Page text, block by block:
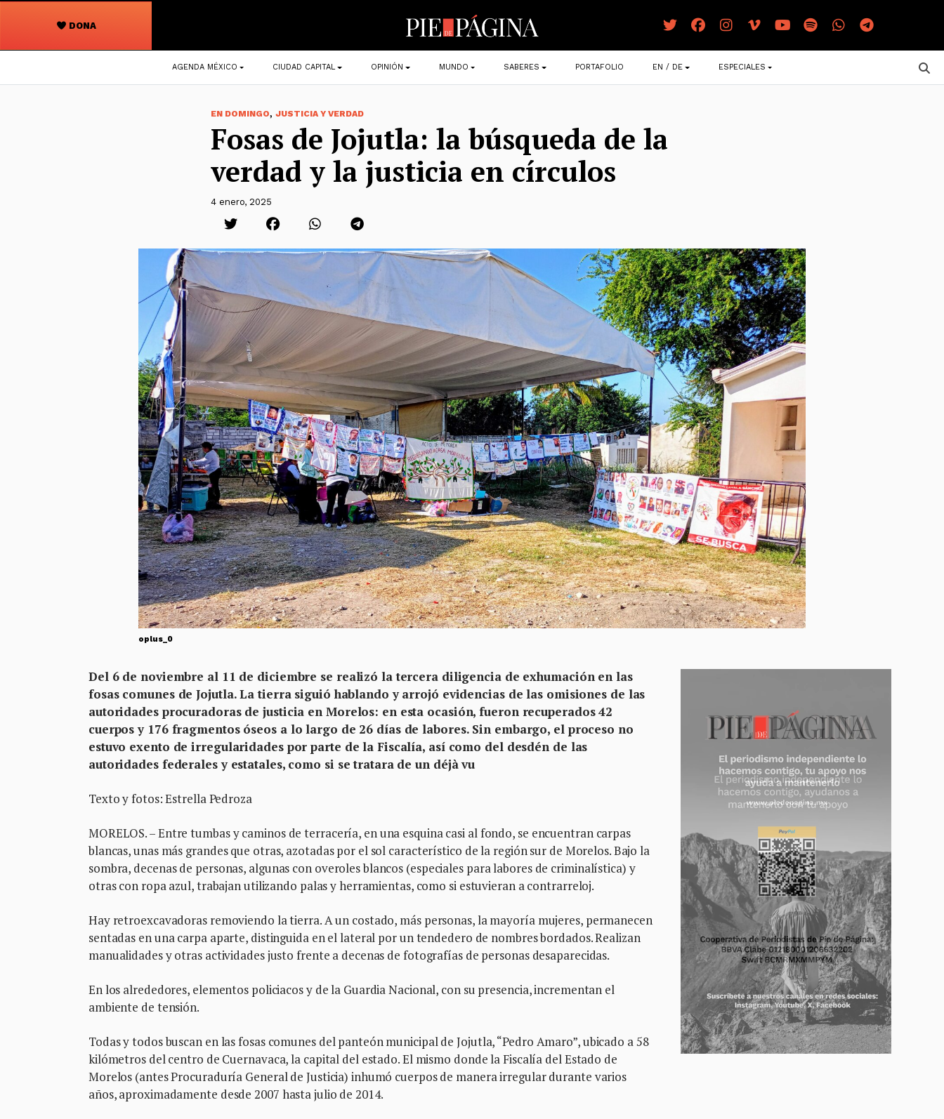
DONA
Navegación
principal
AGENDA MÉXICO CIUDAD CAPITAL OPINIÓN MUNDO SABERES PORTAFOLIO EN / DE ESPECIALES
EN DOMINGO, JUSTICIA Y VERDAD
Fosas de Jojutla: la búsqueda de la
verdad y la justicia en círculos
4 enero, 2025
oplus_0
Del 6 de noviembre al 11 de diciembre se realizó la tercera diligencia de exhumación en las
fosas comunes de Jojutla. La tierra siguió hablando y arrojó evidencias de las omisiones de las
autoridades procuradoras de justicia en Morelos: en esta ocasión, fueron recuperados 42
cuerpos y 176 fragmentos óseos a lo largo de 26 días de labores. Sin embargo, el proceso no
estuvo exento de irregularidades por parte de la Fiscalía, así como del desdén de las
autoridades federales y estatales, como si se tratara de un déjà vu
Texto y fotos: Estrella Pedroza
MORELOS. – Entre tumbas y caminos de terracería, en una esquina casi al fondo, se encuentran carpas
blancas, unas más grandes que otras, azotadas por el sol característico de la región sur de Morelos. Bajo la
sombra, decenas de personas, algunas con overoles blancos (especiales para labores de criminalística) y
otras con ropa azul, trabajan utilizando palas y herramientas, como si estuvieran a contrarreloj.
Hay retroexcavadoras removiendo la tierra. A un costado, más personas, la mayoría mujeres, permanecen
sentadas en una carpa aparte, distinguida en el lateral por un tendedero de nombres bordados. Realizan
manualidades y otras actividades justo frente a decenas de fotografías de personas desaparecidas.
En los alrededores, elementos policiacos y de la Guardia Nacional, con su presencia, incrementan el
ambiente de tensión.
Todas y todos buscan en las fosas comunes del panteón municipal de Jojutla, “Pedro Amaro”, ubicado a 58
kilómetros del centro de Cuernavaca, la capital del estado. El mismo donde la Fiscalía del Estado de
Morelos (antes Procuraduría General de Justicia) inhumó cuerpos de manera irregular durante varios
años, aproximadamente desde 2007 hasta julio de 2014.